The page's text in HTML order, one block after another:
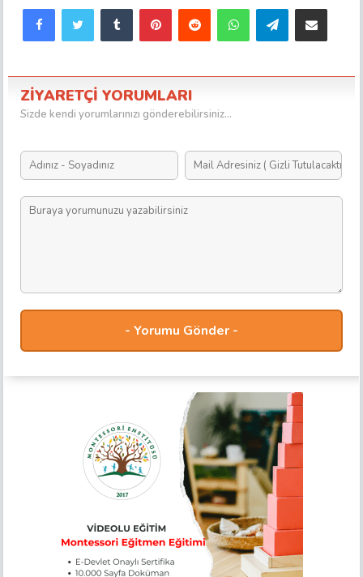
FacebookTwitter Tumblr PinterestReddit WhatsAppTelegram
ZİYARETÇİ YORUMLARI
Sizde kendi yorumlarınızı gönderebilirsiniz...